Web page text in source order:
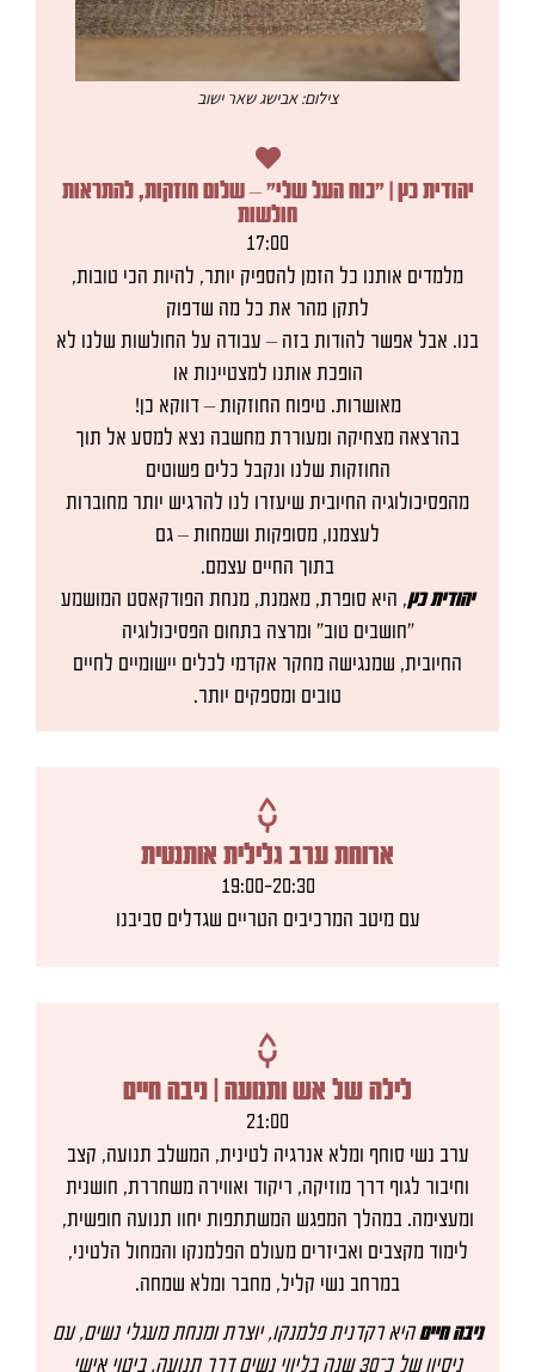
צילום: אבישג שאר ישוב
יהודית כץ | ”כוח העל שלי“ – שלום חוזקות, להתראות
חולשות
17:00
מלמדים אותנו כל הזמן להספיק יותר, להיות הכי טובות,
לתקן מהר את כל מה שדפוק
בנו. אבל אפשר להודות בזה – עבודה על החולשות שלנו לא
הופכת אותנו למצטיינות או
מאושרות. טיפוח החוזקות – דווקא כן!
בהרצאה מצחיקה ומעוררת מחשבה נצא למסע אל תוך
החוזקות שלנו ונקבל כלים פשוטים
מהפסיכולוגיה החיובית שיעזרו לנו להרגיש יותר מחוברות
לעצמנו, מסופקות ושמחות – גם
בתוך החיים עצמם.
יהודית כץ, היא סופרת, מאמנת, מנחת הפודקאסט המושמע
״חושבים טוב״ ומרצה בתחום הפסיכולוגיה
החיובית, שמנגישה מחקר אקדמי לכלים יישומיים לחיים
טובים ומספקים יותר.
ארוחת ערב גלילית אותנטית
19:00-20:30
עם מיטב המרכיבים הטריים שגדלים סביבנו
לילה של אש ותנועה | ניבה חיים
21:00
ערב נשי סוחף ומלא אנרגיה לטינית, המשלב תנועה, קצב
וחיבור לגוף דרך מוזיקה, ריקוד ואווירה משחררת, חושנית
ומעצימה. במהלך המפגש המשתתפות יחוו תנועה חופשית,
לימוד מקצבים ואביזרים מעולם הפלמנקו והמחול הלטיני,
במרחב נשי קליל, מחבר ומלא שמחה.
ניבה חייםהיא רקדנית פלמנקו, יוצרת ומנחת מעגלי נשים, עם
ניסיון של כ־30 שנה בליווי נשים דרך תנועה, ביטוי אישי